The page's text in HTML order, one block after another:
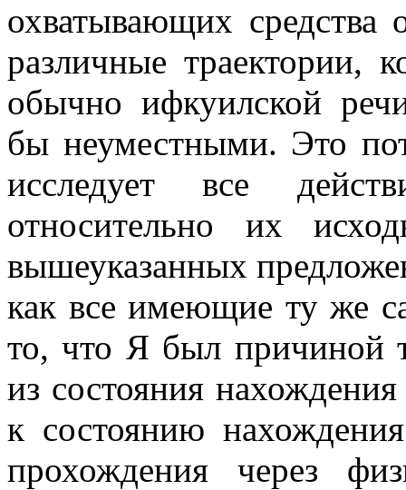
охватывающих средства
различные траектории,
обычно ифкуилской
бы неуместными. Это
исследует все
относительно их
вышеуказанных
как все имеющие ту же
то, что Я был причиной
из состояния
к состоянию
прохождения через